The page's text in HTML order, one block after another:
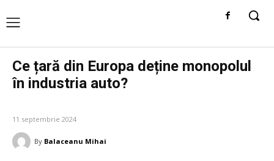
Ce țară din Europa deține monopolul
în industria auto?
11 septembrie 2024
By Balaceanu Mihai